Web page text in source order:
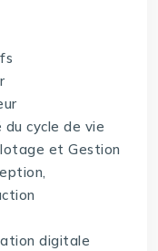
cycle de vie
et Gestion
digitale